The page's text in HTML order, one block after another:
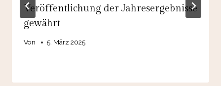
Veröffentlichung der Jahresergebnisse
gewährt
Von 5. März 2025